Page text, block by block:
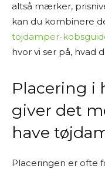
altså mærker,
kan du kombinere
tojdamper-
hvor vi ser på, hvad
Placering i
giver det
have
Placeringen er ofte